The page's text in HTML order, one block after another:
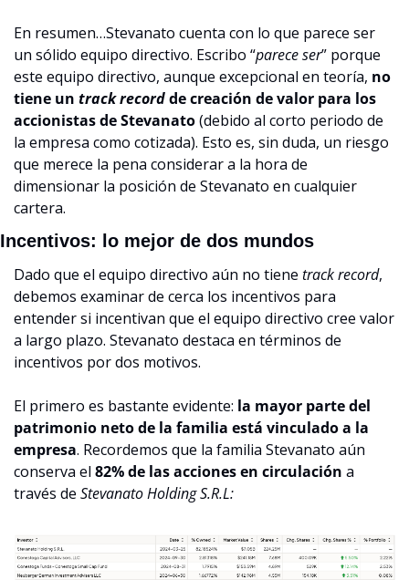
En resumen…Stevanato cuenta con lo que parece ser
un sólido equipo directivo. Escribo “parece ser” porque
este equipo directivo, aunque excepcional en teoría, no
tiene un track record de creación de valor para los
accionistas de Stevanato (debido al corto periodo de
la empresa como cotizada). Esto es, sin duda, un riesgo
que merece la pena considerar a la hora de
dimensionar la posición de Stevanato en cualquier
cartera.
Incentivos: lo mejor de dos mundos
Dado que el equipo directivo aún no tiene track record,
debemos examinar de cerca los incentivos para
entender si incentivan que el equipo directivo cree valor
a largo plazo. Stevanato destaca en términos de
incentivos por dos motivos.
El primero es bastante evidente: la mayor parte del
patrimonio neto de la familia está vinculado a la
empresa. Recordemos que la familia Stevanato aún
conserva el 82% de las acciones en circulación a
través de Stevanato Holding S.R.L: